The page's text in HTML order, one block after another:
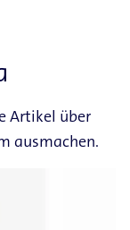
Artikel über
ausmachen.